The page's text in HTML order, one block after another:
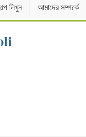
লিখুন আমাদের সম্পর্কে